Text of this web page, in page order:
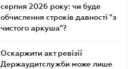
серпня 2026 року: чи буде
обчислення строків давності "з
чистого аркуша"?
Оскаржити акт ревізії
Держаудитслужби може лише